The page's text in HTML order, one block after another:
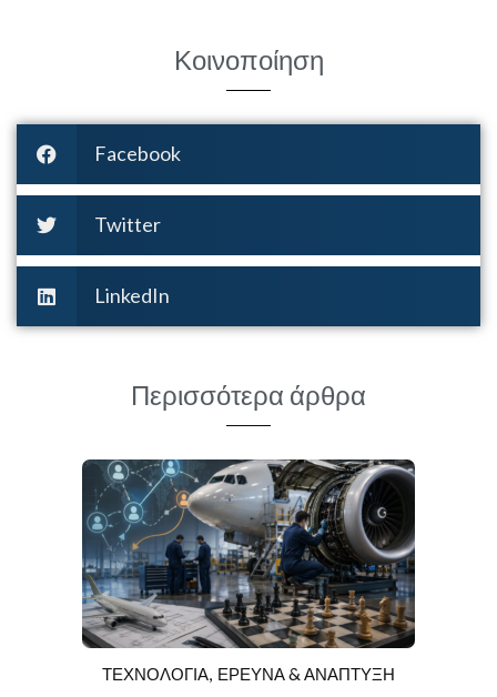
Κοινοποίηση
Facebook
Twitter
LinkedIn
Περισσότερα άρθρα
ΤΕΧΝΟΛΟΓΙΑ ΕΡΕΥΝΑ & ΑΝΑΠΤΥΞΗ